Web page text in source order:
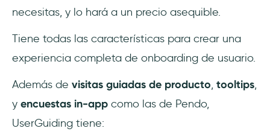
necesitas, y lo hará a un precio asequible.
Tiene todas las características para crear una
experiencia completa de onboarding de usuario.
Además de visitas guiadas de producto, tooltips,
y encuestas in-app como las de Pendo,
UserGuiding tiene: